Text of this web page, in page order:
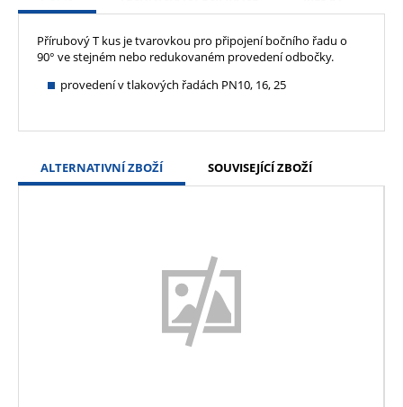
Přírubový T kus je tvarovkou pro připojení bočního řadu o
90° ve stejném nebo redukovaném provedení odbočky.
provedení v tlakových řadách PN10, 16, 25
ALTERNATIVNÍ ZBOŽÍ SOUVISEJÍCÍ ZBOŽÍ